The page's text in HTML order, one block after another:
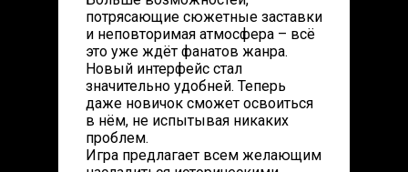
потрясающие сюжетные заставки
и неповторимая атмосфера – всё
это уже ждёт фанатов жанра.
Новый интерфейс стал
значительно удобней. Теперь
даже новичок сможет освоиться
в нём, не испытывая никаких
проблем.
Игра предлагает всем желающим